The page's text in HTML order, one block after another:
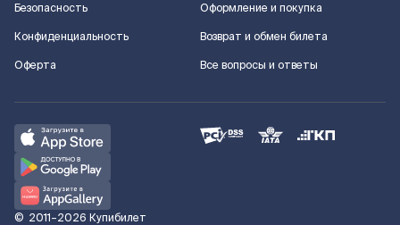
Безопасность
Конфиденциальность
Оферта
Оформление и покупка
Возврат и обмен билета
Все вопросы и ответы
© 2011–2026 Купибилет